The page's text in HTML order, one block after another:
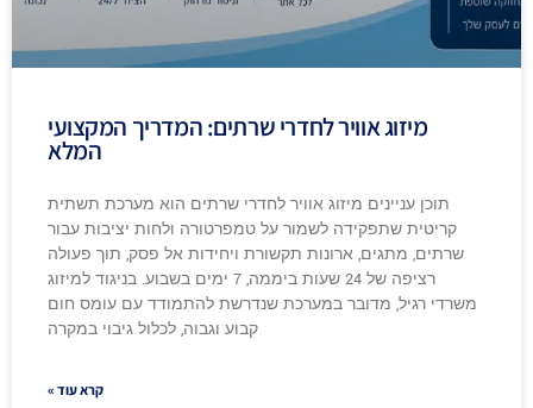
מיזוג אוויר לחדרי שרתים: המדריך המקצועי
המלא
תוכן עניינים מיזוג אוויר לחדרי שרתים הוא מערכת תשתית
קריטית שתפקידה לשמור על טמפרטורה ולחות יציבות עבור
שרתים, מתגים, ארונות תקשורת ויחידות אל פסק, תוך פעולה
רציפה של 24 שעות ביממה, 7 ימים בשבוע. בניגוד למיזוג
משרדי רגיל, מדובר במערכת שנדרשת להתמודד עם עומס חום
קבוע וגבוה, לכלול גיבוי במקרה
קרא עוד »